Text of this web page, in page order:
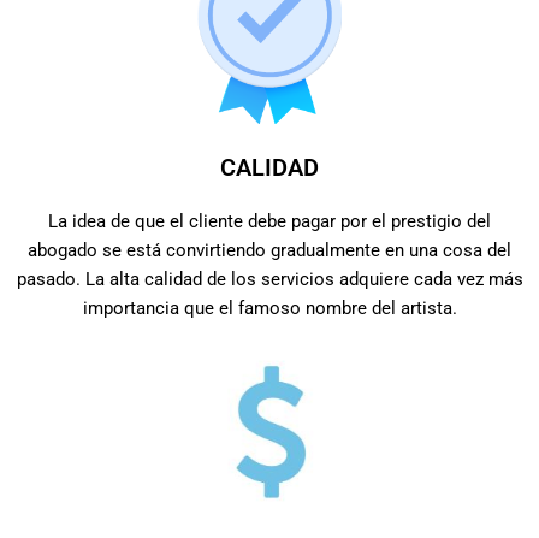
CALIDAD
La idea de que el cliente debe pagar por el prestigio del
abogado se está convirtiendo gradualmente en una cosa del
pasado. La alta calidad de los servicios adquiere cada vez más
importancia que el famoso nombre del artista.